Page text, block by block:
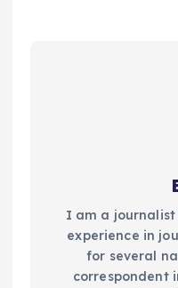
I am a journalist
experience in
for several
correspondent